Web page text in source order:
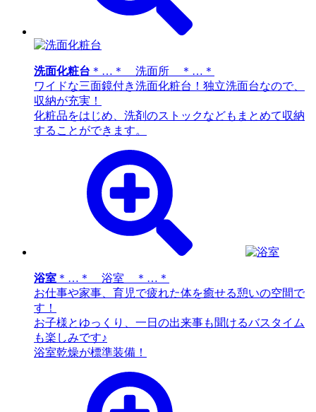
洗面化粧台 ＊…＊ 洗面所 ＊…＊
ワイドな三面鏡付き洗面化粧台！独立洗面台なので、
収納が充実！
化粧品をはじめ、洗剤のストックなどもまとめて収納
することができます。
浴室 ＊…＊ 浴室 ＊…＊
お仕事や家事、育児で疲れた体を癒せる憩いの空間で
す！
お子様とゆっくり、一日の出来事も聞けるバスタイム
も楽しみです♪
浴室乾燥が標準装備！